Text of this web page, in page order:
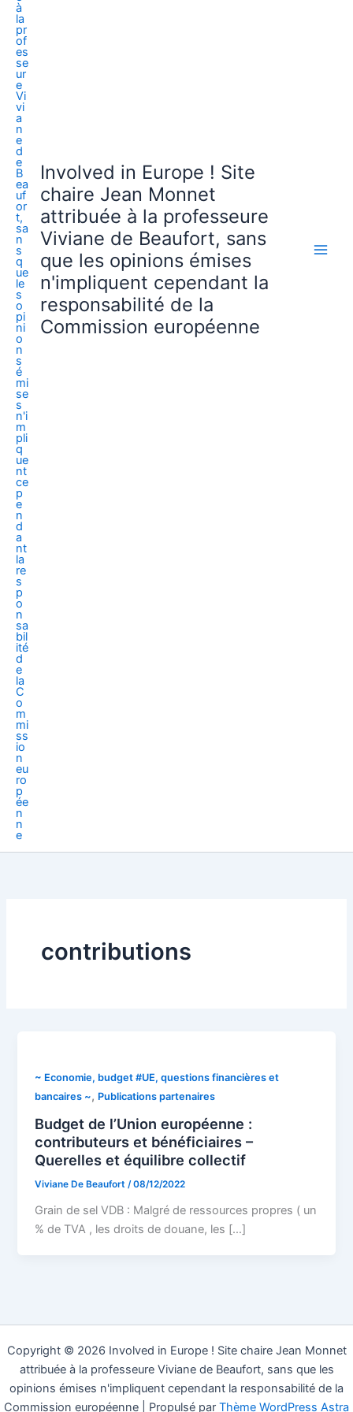
Involved in Europe ! Site
chaire Jean Monnet
attribuée à la professeure
Viviane de Beaufort, sans
que les opinions émises
n'impliquent cependant la
responsabilité de la
Commission européenne
contributions
~ Economie, budget #UE, questions financières et
bancaires ~, Publications partenaires
Budget de l’Union européenne :
contributeurs et bénéficiaires –
Querelles et équilibre collectif
Viviane De Beaufort /08/12/2022
Grain de sel VDB : Malgré de ressources propres ( un
% de TVA , les droits de douane, les […]
Copyright © 2026 Involved in Europe ! Site chaire Jean Monnet
attribuée à la professeure Viviane de Beaufort, sans que les
opinions émises n'impliquent cependant la responsabilité de la
Commission européenne | Propulsé par Thème WordPress Astra